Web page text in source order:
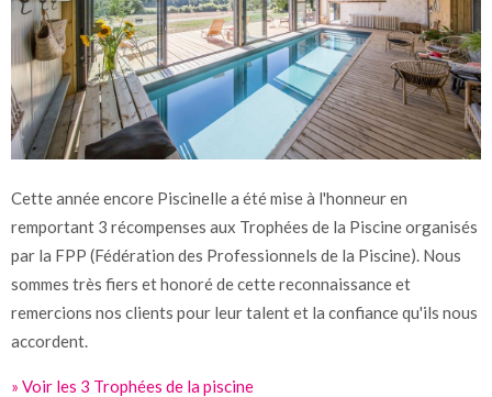
Cette année encore Piscinelle a été mise à l'honneur en
remportant 3 récompenses aux Trophées de la Piscine organisés
par la FPP (Fédération des Professionnels de la Piscine). Nous
sommes très fiers et honoré de cette reconnaissance et
remercions nos clients pour leur talent et la confiance qu'ils nous
accordent.
» Voir les 3 Trophées de la piscine